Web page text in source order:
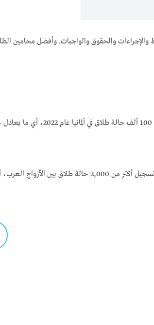
والإجراءات والحقوق والواجبات. وأفضل محامين
وفيما يتعلق بالأزواج العرب في ألمانيا، فقد سجلت حالات الانفصال القانوني بينهم زيادة ملحوظة في السنوات الأخيرة. ففي عام 2022، تم تسجيل أكثر من 2,000 حالة